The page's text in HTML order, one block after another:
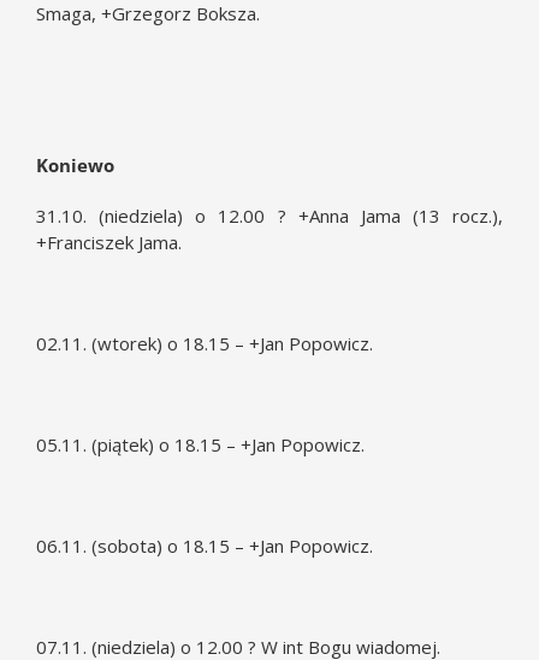
Smaga, +Grzegorz Boksza.
Koniewo
31.10. (niedziela) o 12.00 ? +Anna Jama (13 rocz.),
+Franciszek Jama.
02.11. (wtorek) o 18.15 – +Jan Popowicz.
05.11. (piątek) o 18.15 – +Jan Popowicz.
06.11. (sobota) o 18.15 – +Jan Popowicz.
07.11. (niedziela) o 12.00 ? W int Bogu wiadomej.